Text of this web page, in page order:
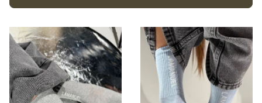
p
r
o
d
u
k
V
ý
p
s